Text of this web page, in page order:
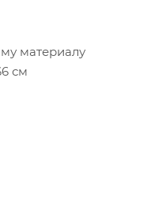
материалу
см